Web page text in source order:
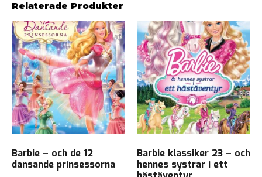
Relaterade Produkter
Barbie – och de 12
dansande prinsessorna
Barbie klassiker 23 – och
hennes systrar i ett